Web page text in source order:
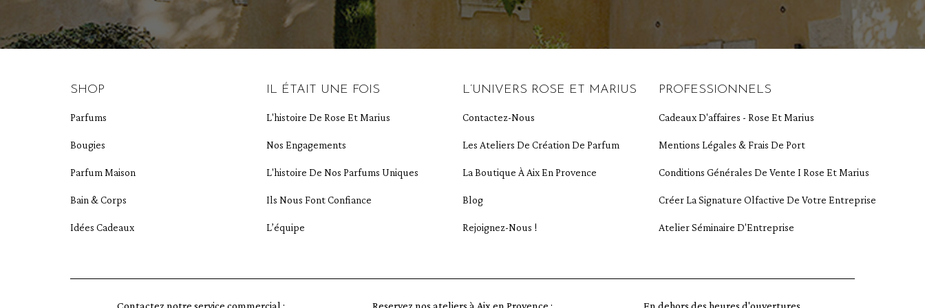
SHOP
Parfums
Bougies
Parfum Maison
Bain & Corps
Idées Cadeaux
IL ÉTAIT UNE FOIS
L'histoire De Rose Et Marius
Nos Engagements
L'histoire De Nos Parfums Uniques
Ils Nous Font Confiance
L’équipe
L’UNIVERS ROSE ET MARIUS
Contactez-Nous
Les Ateliers De Création De Parfum
La Boutique À Aix En Provence
Blog
Rejoignez-Nous !
PROFESSIONNELS
Cadeaux D'affaires - Rose Et Marius
Mentions Légales & Frais De Port
Conditions Générales De Vente I Rose Et Marius
Créer La Signature Olfactive De Votre Entreprise
Atelier Séminaire D'Entreprise
Contactez notre service commercial : Reservez nos ateliers à Aix en Provence : En dehors des heures d'ouvertures,